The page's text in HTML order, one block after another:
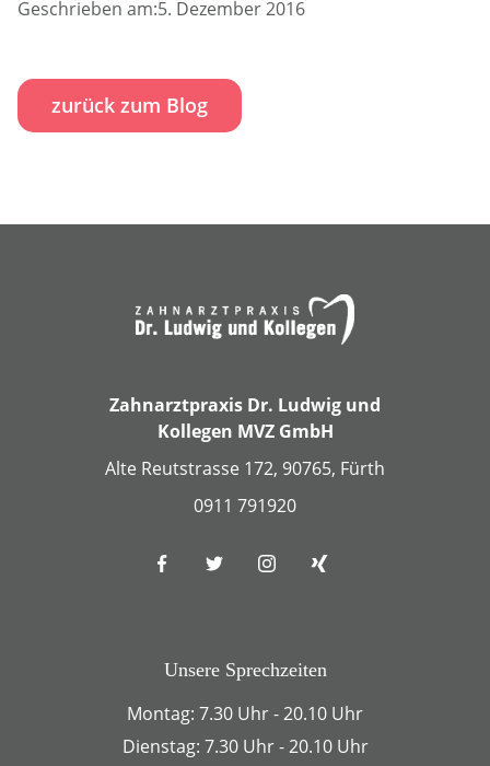
Geschrieben am:5. Dezember 2016
zurück zum Blog
Zahnarztpraxis Dr. Ludwig und
Kollegen MVZ GmbH
Alte Reutstrasse 172, 90765, Fürth
0911 791920
Unsere Sprechzeiten
Montag: 7.30 Uhr - 20.10 Uhr
Dienstag: 7.30 Uhr - 20.10 Uhr